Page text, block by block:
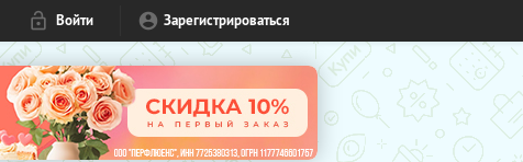
Войти Зарегистрироваться